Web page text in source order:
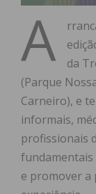
A
da
(Parque
Carneiro), e
informais,
profissionais
fundamentais
e promover a